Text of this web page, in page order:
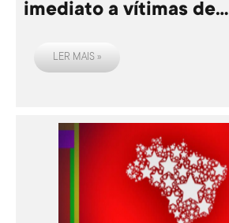
imediato a vítimas de...
LER MAIS »